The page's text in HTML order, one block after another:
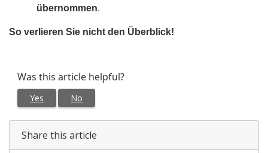
übernommen.
So verlieren Sie nicht den Überblick!
Was this article helpful?
Yes
No
Share this article